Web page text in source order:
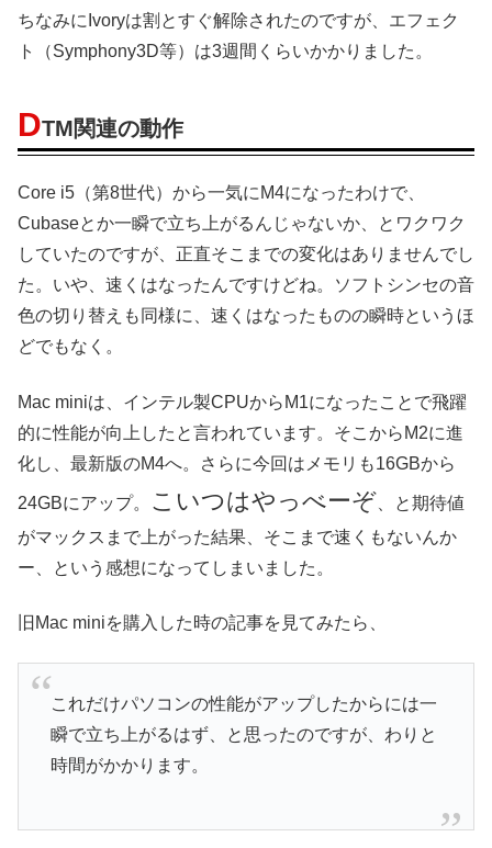
ちなみにIvoryは割とすぐ解除されたのですが、エフェク
ト（Symphony3D等）は3週間くらいかかりました。
DTM関連の動作
Core i5（第8世代）から一気にM4になったわけで、
Cubaseとか一瞬で立ち上がるんじゃないか、とワクワク
していたのですが、正直そこまでの変化はありませんでし
た。いや、速くはなったんですけどね。ソフトシンセの音
色の切り替えも同様に、速くはなったものの瞬時というほ
どでもなく。
Mac miniは、インテル製CPUからM1になったことで飛躍
的に性能が向上したと言われています。そこからM2に進
化し、最新版のM4へ。さらに今回はメモリも16GBから
24GBにアップ。 こいつはやっべーぞ 、と期待値
がマックスまで上がった結果、そこまで速くもないんか
ー、という感想になってしまいました。
旧Mac miniを購入した時の記事を見てみたら、
これだけパソコンの性能がアップしたからには一
瞬で立ち上がるはず、と思ったのですが、わりと
時間がかかります。